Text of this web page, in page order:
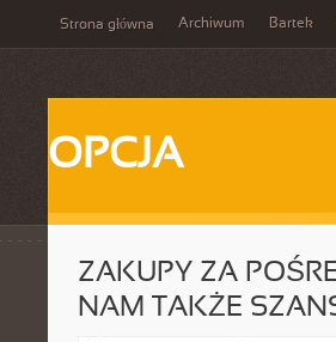
Strona główna Archiwum Bartek
OPCJA
ZAKUPY ZA
NAM TAKŻE